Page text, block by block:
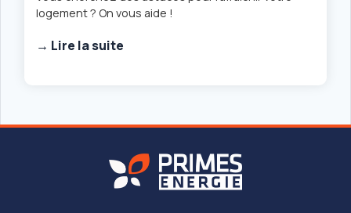
logement ? On vous aide !
→ Lire la suite